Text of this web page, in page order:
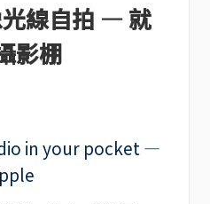
線自拍 — 就
影棚